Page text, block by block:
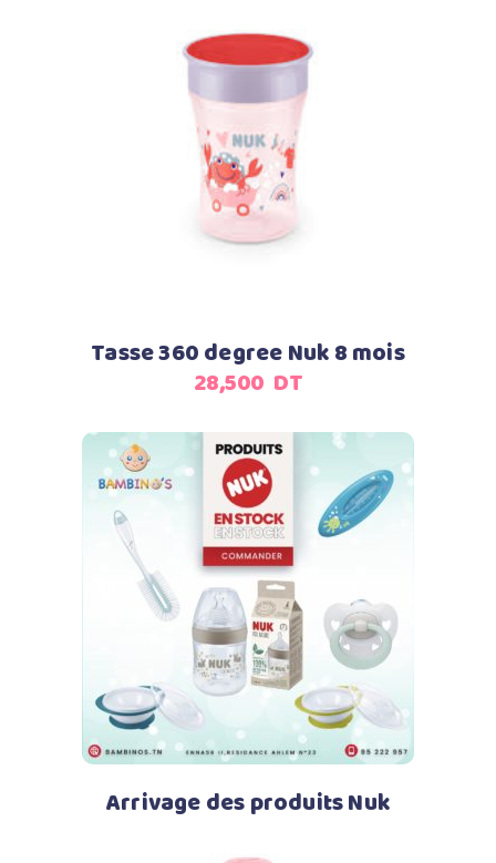
Ajouter au panier
Tasse 360 degree Nuk 8 mois
28,500 DT
Lire la suite
Arrivage des produits Nuk